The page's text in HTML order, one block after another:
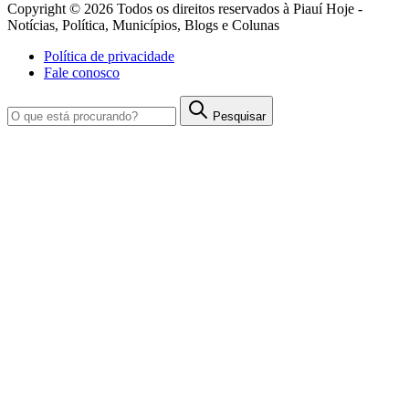
Copyright © 2026 Todos os direitos reservados à Piauí Hoje -
Notícias, Política, Municípios, Blogs e Colunas
Política de privacidade
Fale conosco
Pesquisar